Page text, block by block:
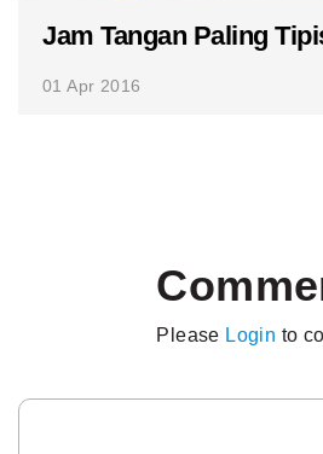
Jam Tangan Paling
01 Apr 2016
Please Login to